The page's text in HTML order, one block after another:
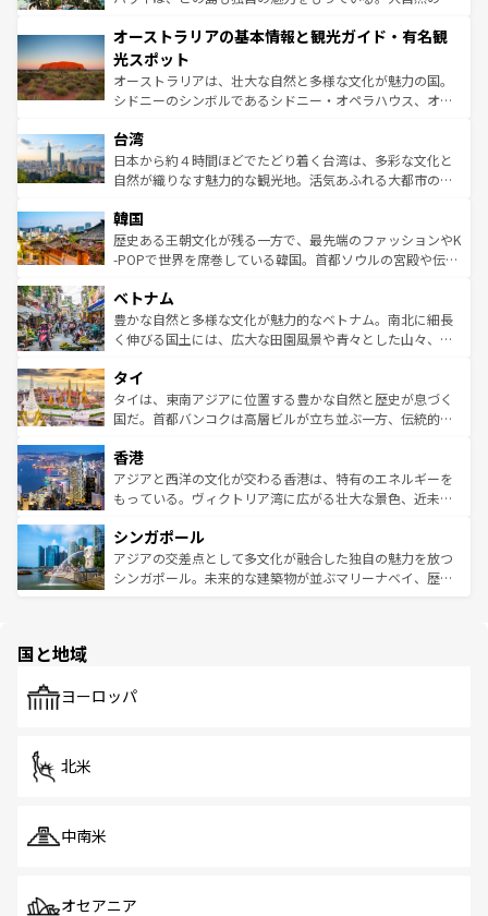
部のニューオーリンズでは、音楽と美食が融合した独特の
文化が魅力。旅行者はアメリカの各地域で異なる魅力を楽
しみながら、その多様性と豊かな歴史を感じることができ
るだろう。車でのロードトリップや列車の旅も、アメリカ
情報は
ワイ島は見逃せない。また、定番の観光地といえばオアフ
島だが、静かな自然を求めるならマウイ島やカウアイ島が
おすすめ。エメラルドグリーンに輝く海をはじめ、豊かな
文化や歴史が息づいている。「アロハスピリット」と呼ば
人々、おいしいローカルフードやハワイアンミュージッ
ク、伝統的なフラダンスなど、すべてがハワイの魅力を彩
っている。訪れるたびに新しい発見と感動が待っているハ
はコンテンツ一覧
オーストラリアの基本情報と観光ガイド・有名観
光スポット
オーストラリアは、壮大な自然と多様な文化が魅力の国。
シドニーのシンボルであるシドニー・オペラハウス、オー
リアリーフや大陸中央部にそびえるウルル（エアーズロッ
ク）、タスマニアの美しい原生林やケアンズの熱帯雨林な
ど、見どころがたくさん。また、カフェやワイン、オージ
いる。アクティビティも充実しており、サーフィンやダイ
ビング、ハイキングなど、アウトドア好きにはたまらな
い。オーストラリアの多彩な魅力を存分に味わいつくそ
参照してほしい。
台湾
日本から約４時間ほどでたどり着く台湾は、多彩な文化と
自然が織りなす魅力的な観光地。活気あふれる大都市の台
ン）、静ひつな山岳地帯である台湾東部など、都市の喧騒
と山間の静けさが共存しており、訪れる人に新しい発見と
驚きをもたらしてくれる。また、奥深い台湾の食文化も魅
容にもいいと評判のスイーツなど、バラエティ豊かな料理
が味わえる。 なお、新着の台湾情報は コンテンツ一覧を参
照してほしい。
韓国
歴史ある王朝文化が残る一方で、最先端のファッションやK
-POPで世界を席巻している韓国。首都ソウルの宮殿や伝統
き、地方に足を延ばせば四季折々の自然美を楽しむことが
できる。そして、キムチや焼肉、絶品のストリートフード
まで、さまざまな韓国料理が待っている。夜には、韓国な
リティに包まれながら、韓国の多彩な魅力を心ゆくまで味
わってみてほしい。 なお、新着の韓国情報はコンテンツ一
覧を参照してほしい。
ベトナム
豊かな自然と多様な文化が魅力的なベトナム。南北に細長
く伸びる国土には、広大な田園風景や青々とした山々、世
急速な発展と共に伝統が息づく。ハノイの古い町並みやホ
ーチミン市のフランス統治時代の建物も、独特の雰囲気を
醸し出している。また、バラエティの豊かさとおいしさで
とつ。フォーやバインミー、ベトナムコーヒーなどは、ぜ
ひ現地で味わいたい。どの地域を訪れてもあたたかい人々
が旅行者を迎えてくれるので、きっと忘れられない旅にな
参照してほしい。
タイ
タイは、東南アジアに位置する豊かな自然と歴史が息づく
国だ。首都バンコクは高層ビルが立ち並ぶ一方、伝統的な
の活気が交差している。北部ではチェンマイなどの山岳地
帯で自然と触れ合い、南部ではプーケットやクラビの美し
いビーチでリゾート気分を楽しむことができる。タイ料理
激する。気候は一年中温暖で、どの季節にも異なる楽しみ
が待っている。親しみやすいタイの人々、仏教を中心とし
た文化、そして多様な観光資源が、訪れる旅人を魅了し続
香港
アジアと西洋の文化が交わる香港は、特有のエネルギーを
もっている。ヴィクトリア湾に広がる壮大な景色、近未来
み、どこを訪れても感動するはず。観光スポットが密集し
ており、効率よく見どころを回れるのも魅力。息をのむよ
うな絶景から文化的な体験まで、香港を存分に楽しみ尽く
シンガポール
アジアの交差点として多文化が融合した独自の魅力を放つ
シンガポール。未来的な建築物が並ぶマリーナベイ、歴史
で、ホーカーズは地元の風情を楽しめる外せないスポット
国と地域
ヨーロッパ
北米
中南米
オセアニア